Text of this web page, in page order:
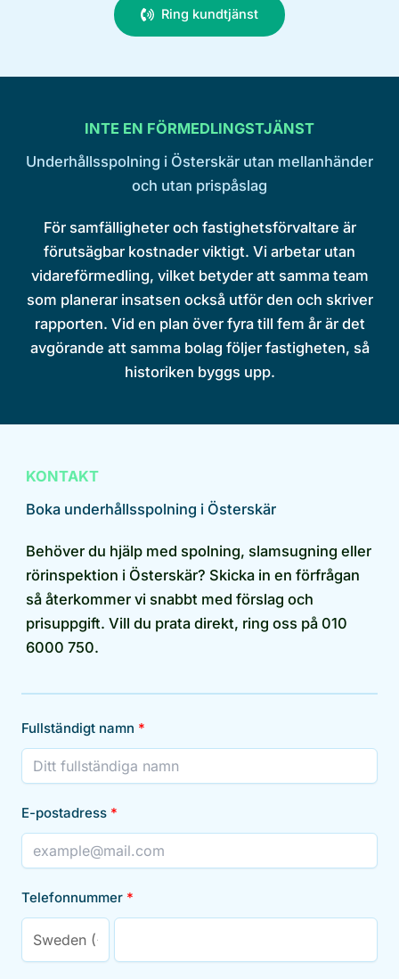
Ring kundtjänst
INTE EN FÖRMEDLINGSTJÄNST
Underhållsspolning i Österskär utan mellanhänder
och utan prispåslag
För samfälligheter och fastighetsförvaltare är
förutsägbar kostnader viktigt. Vi arbetar utan
vidareförmedling, vilket betyder att samma team
som planerar insatsen också utför den och skriver
rapporten. Vid en plan över fyra till fem år är det
avgörande att samma bolag följer fastigheten, så
historiken byggs upp.
KONTAKT
Boka underhållsspolning i Österskär
Behöver du hjälp med spolning, slamsugning eller
rörinspektion i Österskär? Skicka in en förfrågan
så återkommer vi snabbt med förslag och
prisuppgift. Vill du prata direkt, ring oss på 010
6000 750.
Fullständigt namn
E-postadress
Telefonnummer